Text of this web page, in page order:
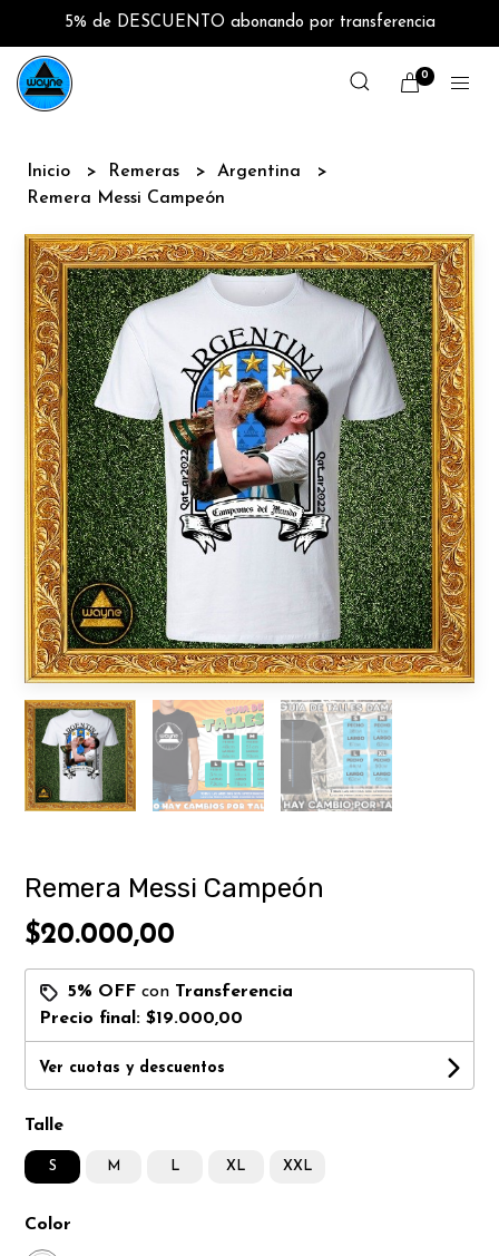
5% de DESCUENTO abonando por transferencia
0
Inicio Remeras
Argentina
Remera Messi Campeón
Remera Messi Campeón
$20.000,00
5% OFF con Transferencia
Precio final:$19.000,00
Ver cuotas y descuentos
Talle
S M L XL XXL
Color